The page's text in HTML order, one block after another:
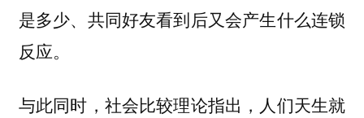
是多少、共同好友看到后又会产生什么连锁
反应。
与此同时，社会比较理论指出，人们天生就